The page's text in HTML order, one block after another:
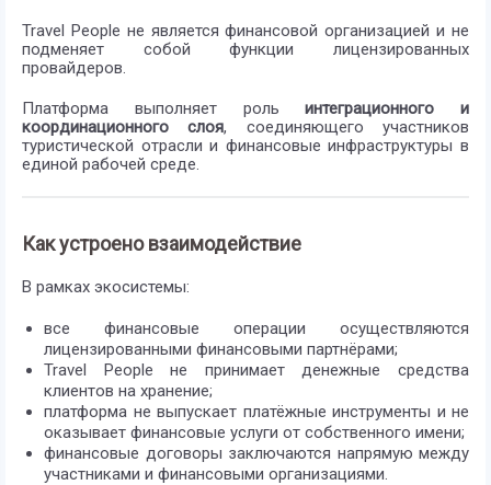
Travel People не является финансовой организацией и не
подменяет собой функции лицензированных
провайдеров.
Платформа выполняет рольинтеграционного и
координационного слоя, соединяющего участников
туристической отрасли и финансовые инфраструктуры в
единой рабочей среде.
Как устроено взаимодействие
В рамках экосистемы:
все финансовые операции осуществляются
лицензированными финансовыми партнёрами;
Travel People не принимает денежные средства
клиентов на хранение;
платформа не выпускает платёжные инструменты и не
оказывает финансовые услуги от собственного имени;
финансовые договоры заключаются напрямую между
участниками и финансовыми организациями.